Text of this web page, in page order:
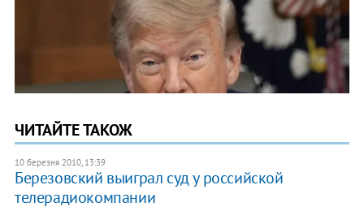
ЧИТАЙТЕ ТАКОЖ
10 березня 2010, 13:39
Березовский выиграл суд у российской
телерадиокомпании